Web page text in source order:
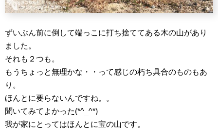
ずいぶん前に倒して端っこに打ち捨ててある木の山があり
ました。
それも２つも。
もうちょっと無理かな・・って感じの朽ち具合のものもあ
り。
ほんとに要らないんですね。。
聞いてみてよかった(*^_^*)
我が家にとってはほんとに宝の山です。